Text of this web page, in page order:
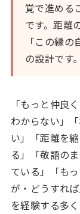
覚で進める
です。距離
「この縁
の設計です。
「もっと仲良
わからない」
い」「距離を
る」「敬語の
ている」「も
が・どうすれ
を経験する多